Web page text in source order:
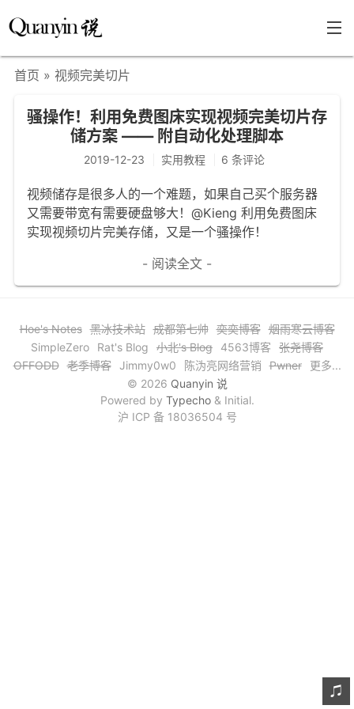
文章分类
瞎说杂谈
学海泛舟
精华荟萃
只言片语
文章归档
谷歌站内搜索
首页 » 视频完美切片
骚操作！利用免费图床实现视频完美切片存
储方案 —— 附自动化处理脚本
2019-12-23 实用教程 6 条评论
视频储存是很多人的一个难题，如果自己买个服务器
又需要带宽有需要硬盘够大！@Kieng 利用免费图床
实现视频切片完美存储，又是一个骚操作！
- 阅读全文 -
Hoe's Notes 黑冰技术站 成都第七帅 奕奕博客 烟雨寒云博客
SimpleZero
Rat's Blog 小北's Blog 4563博客
张尧博客
OFFODD 老季博客 Jimmy0w0 陈沩亮网络营销 Pwner
更多...
© 2026 Quanyin 说
Powered by Typecho& Initial.
沪 ICP 备 18036504 号